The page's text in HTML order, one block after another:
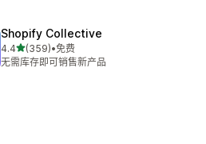
Shopify Collective
4.4星（满分 5 星）
(359)
总共 359 条评论
•免费
无需库存即可销售新产品